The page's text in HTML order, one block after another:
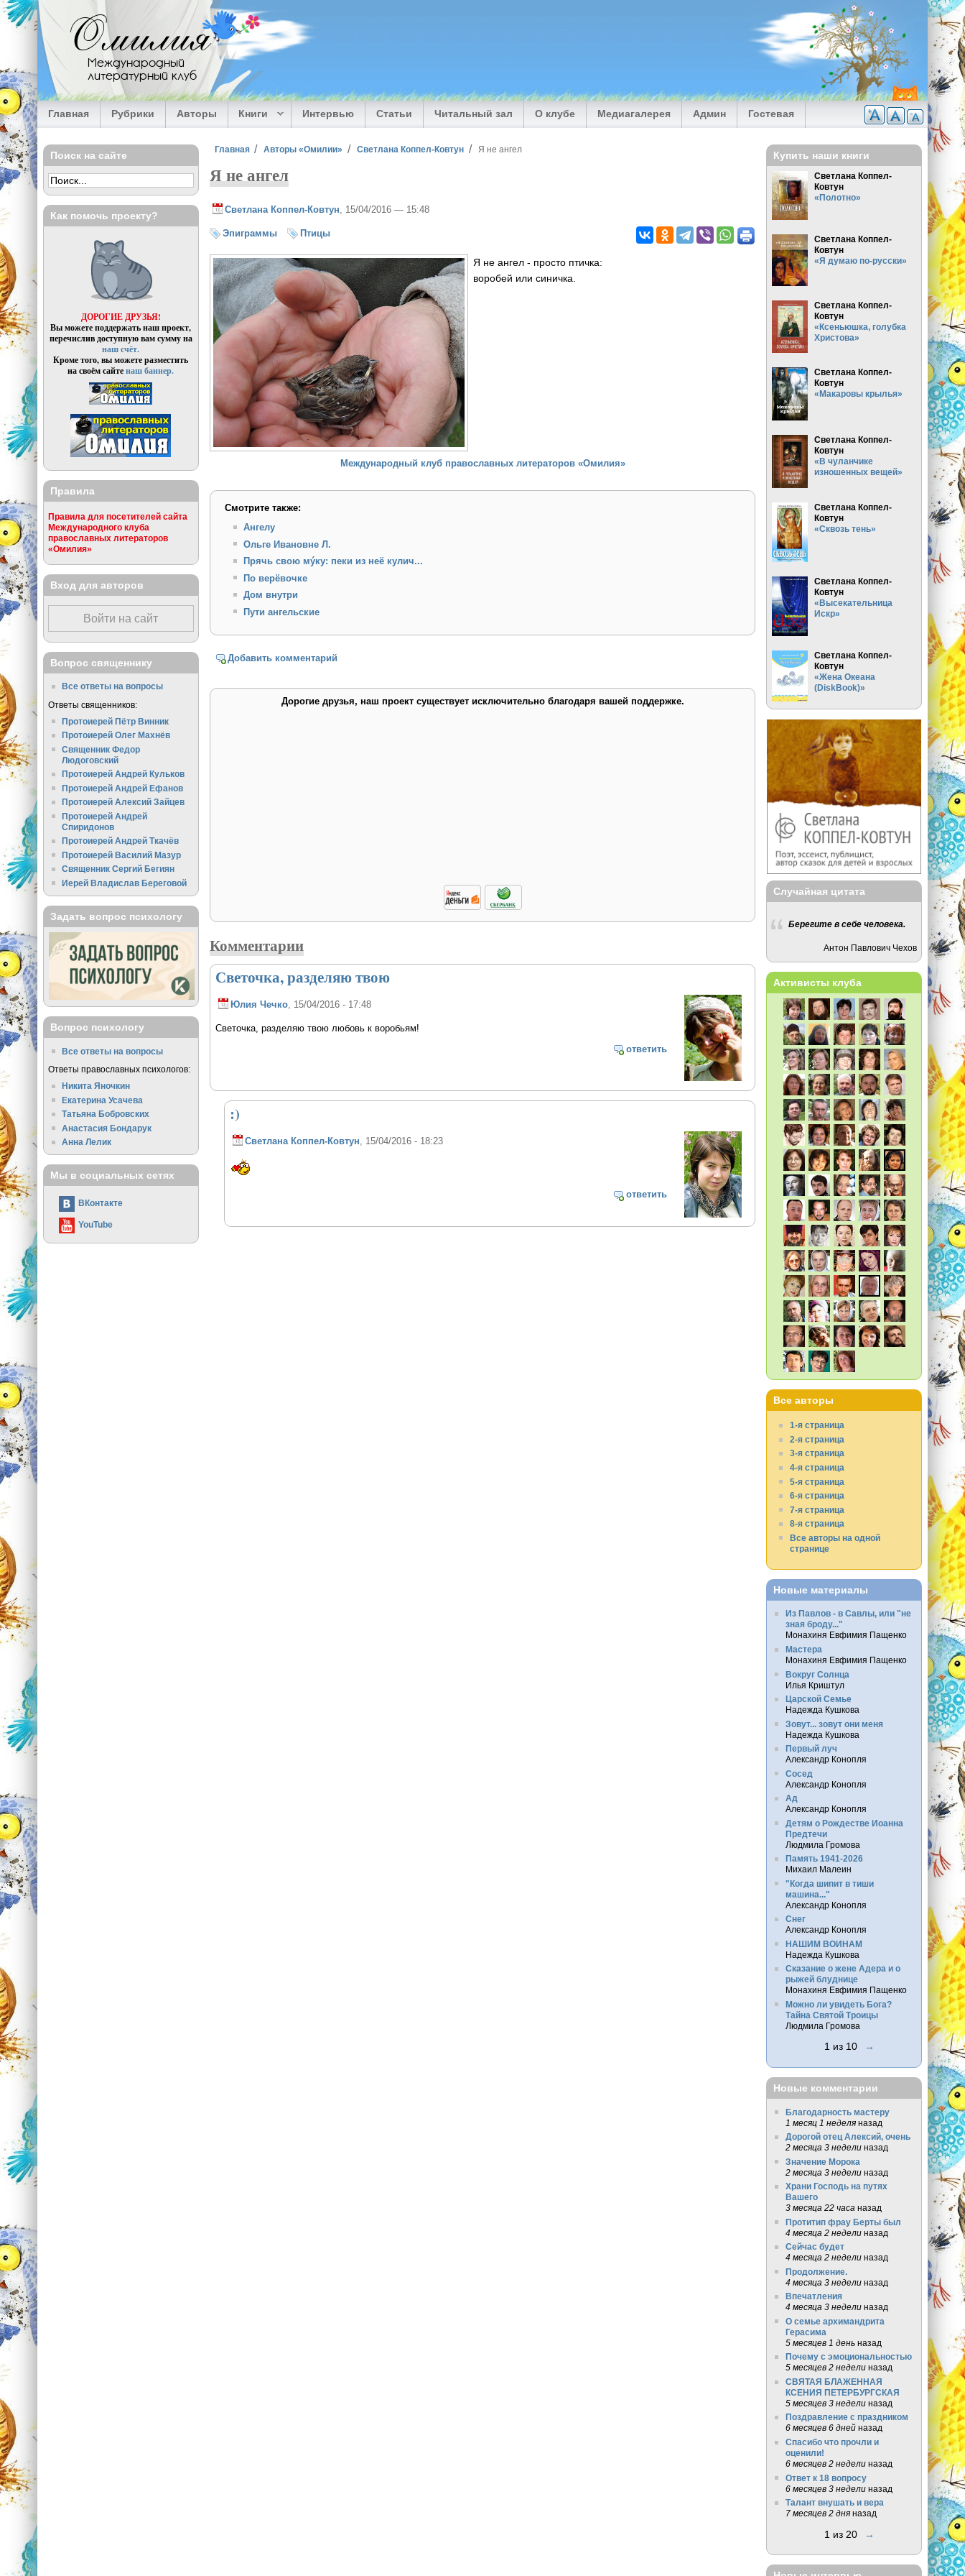
Перейти к основному содержанию
Омилия
Международный
литературный клуб
Главная Рубрики Авторы Книги Интервью Статьи Читальный зал О клубе Медиагалерея Админ Гостевая
Вы здесь
Главная Авторы «Омилии» Светлана Коппел-Ковтун Я не ангел
Я не ангел
Светлана Коппел-Ковтун , 15/04/2016 — 15:48
Эпиграммы Птицы
Я не ангел - просто птичка:
воробей или синичка.
Международный клуб православных литераторов «Омилия»
Смотрите также:
Ангелу
Ольге Ивановне Л.
Прячь свою мýку: пеки из неё кулич...
По верёвочке
Дом внутри
Пути ангельские
Добавить комментарий
Дорогие друзья, наш проект существует исключительно благодаря вашей поддержке.
Комментарии
Светочка, разделяю твою
Юлия Чечко, 15/04/2016 - 17:48
Светочка, разделяю твою любовь к воробьям!
ответить
:)
Светлана Коппел-Ковтун , 15/04/2016 - 18:23
ответить
Поиск на сайте
Как помочь проекту?
ДОРОГИЕ ДРУЗЬЯ!
Вы можете поддержать наш проект,
перечислив доступную вам сумму на
наш счёт.
Кроме того, вы можете разместить
на своём сайтенаш баннер.
Правила
Правила для посетителей сайта
Международного клуба
православных литераторов
«Омилия»
Вход для авторов
Войти на сайт
Вопрос священнику
Все ответы на вопросы
Ответы священников:
Протоиерей Пётр Винник
Протоиерей Олег Махнёв
Священник Федор
Людоговский
Протоиерей Андрей Кульков
Протоиерей Андрей Ефанов
Протоиерей Алексий Зайцев
Протоиерей Андрей
Спиридонов
Протоиерей Андрей Ткачёв
Протоиерей Василий Мазур
Священник Сергий Бегиян
Иерей Владислав Береговой
Задать вопрос психологу
Вопрос психологу
Все ответы на вопросы
Ответы православных психологов:
Никита Яночкин
Екатерина Усачева
Татьяна Бобровских
Анастасия Бондарук
Анна Лелик
Мы в социальных сетях
ВКонтакте
YouTube
Купить наши книги
Светлана Коппел-
Ковтун
«Полотно»
Светлана Коппел-
Ковтун
«Я думаю по-русски»
Светлана Коппел-
Ковтун
«Ксеньюшка, голубка
Христова»
Светлана Коппел-
Ковтун
«Макаровы крылья»
Светлана Коппел-
Ковтун
«В чуланчике
изношенных вещей»
Светлана Коппел-
Ковтун
«Сквозь тень»
Светлана Коппел-
Ковтун
«Высекательница
Искр»
Светлана Коппел-
Ковтун
«Жена Океана
(DiskBook)»
Случайная цитата
Берегите в себе человека.
Антон Павлович Чехов
Активисты клуба
Все авторы
1-я страница
2-я страница
3-я страница
4-я страница
5-я страница
6-я страница
7-я страница
8-я страница
Все авторы на одной
странице
Новые материалы
Из Павлов - в Савлы, или "не
зная броду..."
Монахиня Евфимия Пащенко
Мастера
Монахиня Евфимия Пащенко
Вокруг Солнца
Илья Криштул
Царской Семье
Надежда Кушкова
Зовут... зовут они меня
Надежда Кушкова
Первый луч
Александр Конопля
Сосед
Александр Конопля
Ад
Александр Конопля
Детям о Рождестве Иоанна
Предтечи
Людмила Громова
Память 1941-2026
Михаил Малеин
"Когда шипит в тиши
машина..."
Александр Конопля
Снег
Александр Конопля
НАШИМ ВОИНАМ
Надежда Кушкова
Сказание о жене Адера и о
рыжей блуднице
Монахиня Евфимия Пащенко
Можно ли увидеть Бога?
Тайна Святой Троицы
Людмила Громова
1 из 10 →
Новые комментарии
Благодарность мастеру
1 месяц 1 неделяназад
Дорогой отец Алексий, очень
2 месяца 3 неделиназад
Значение Морока
2 месяца 3 неделиназад
Храни Господь на путях
Вашего
3 месяца 22 часа назад
Протитип фрау Берты был
4 месяца 2 неделиназад
Сейчас будет
4 месяца 2 неделиназад
Продолжение.
4 месяца 3 неделиназад
Впечатления
4 месяца 3 неделиназад
О семье архимандрита
Герасима
5 месяцев 1 деньназад
Почему с эмоциональностью
5 месяцев 2 неделиназад
СВЯТАЯ БЛАЖЕННАЯ
КСЕНИЯ ПЕТЕРБУРГСКАЯ
5 месяцев 3 неделиназад
Поздравление с праздником
6 месяцев 6 днейназад
Спасибо что прочли и
оценили!
6 месяцев 2 неделиназад
Ответ к 18 вопросу
6 месяцев 3 неделиназад
Талант внушать и вера
7 месяцев 2 дняназад
1 из 20 →